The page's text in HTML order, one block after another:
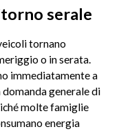
serale
tornano
o in serata.
immediatamente a
generale di
molte famiglie
energia